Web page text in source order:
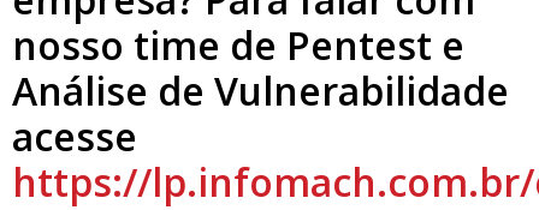
nosso time de Pentest e
Análise de Vulnerabilidade
acesse
https://